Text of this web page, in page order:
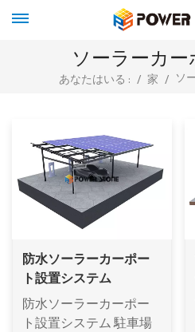
ソーラーカー
あなたはいる : / 家 / ソ
防水ソーラーカーポー
ト設置システム
防水ソーラーカーポー
ト設置システム 駐車場